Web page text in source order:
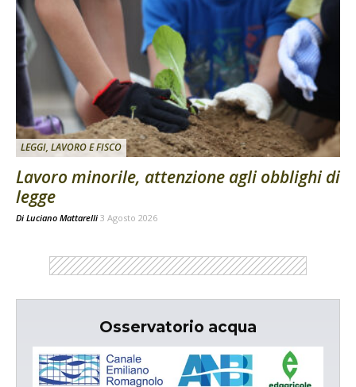
LEGGI, LAVORO E FISCO
Lavoro minorile, attenzione agli obblighi di
legge
Di Luciano Mattarelli 3 Agosto 2026
Osservatorio acqua